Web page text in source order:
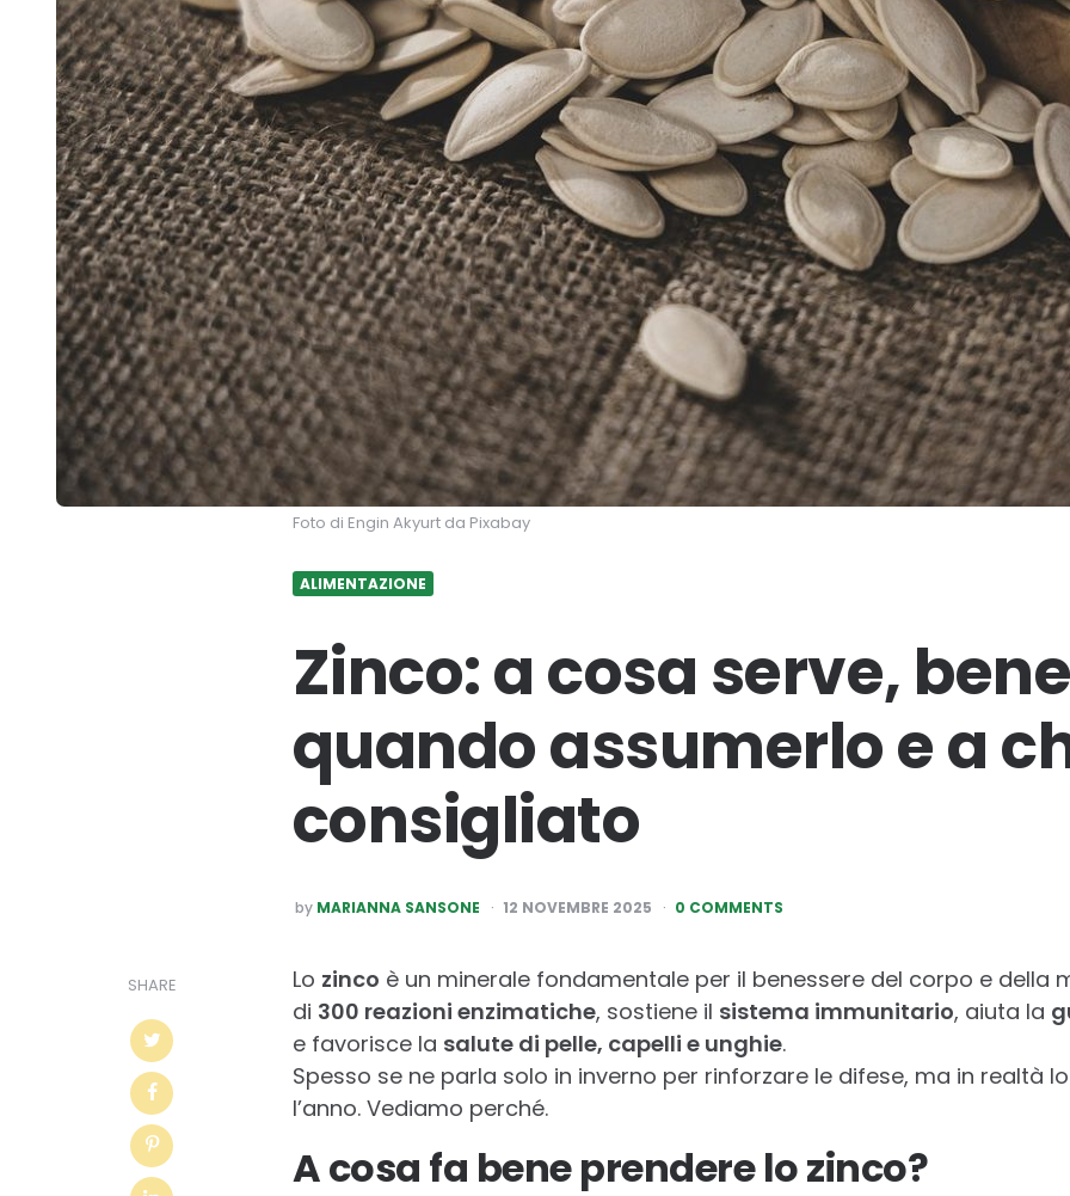
Foto di Engin Akyurt da Pixabay
ALIMENTAZIONE
Zinco: a cosa serve,
quando assumerlo e a
consigliato
POSTED
BY
by MARIANNA SANSONE 12 NOVEMBRE 2025 0 COMMENTS
SHARE Lo zinco è un minerale fondamentale per il benessere del corpo e della
di 300 reazioni enzimatiche, sostiene il sistema immunitario, aiuta la
e favorisce la salute di pelle, capelli e unghie.
Spesso se ne parla solo in inverno per rinforzare le difese, ma in realtà
l’anno. Vediamo perché.
A cosa fa bene prendere lo zinco?